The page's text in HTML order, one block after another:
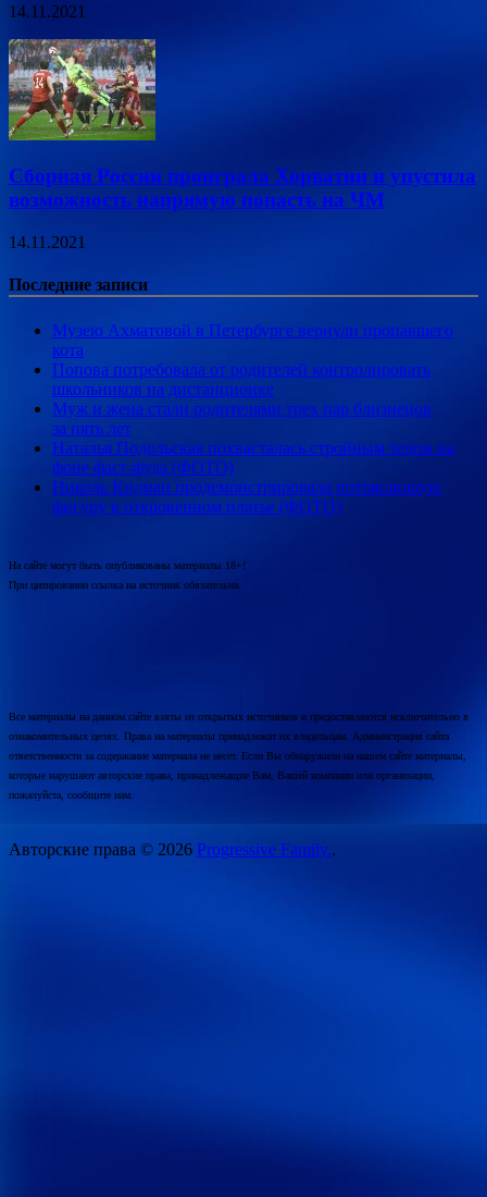
14.11.2021
Сборная России проиграла Хорватии и упустила
возможность напрямую попасть на ЧМ
14.11.2021
Последние записи
Музею Ахматовой в Петербурге вернули пропавшего
кота
Попова потребовала от родителей контролировать
школьников на дистанционке
Муж и жена стали родителями трех пар близнецов
за пять лет
Наталья Подольская похвасталась стройным телом на
фоне фаст-фуда (ФОТО)
Николь Кидман продемонстрировала потрясающую
фигуру в откровенном платье (ФОТО)
На сайте могут быть опубликованы материалы 18+!
При цитировании ссылка на источник обязательна.
Все материалы на данном сайте взяты из открытых источников и предоставляются исключительно в
ознакомительных целях. Права на материалы принадлежат их владельцам. Администрация сайта
ответственности за содержание материала не несет. Если Вы обнаружили на нашем сайте материалы,
которые нарушают авторские права, принадлежащие Вам, Вашей компании или организации,
пожалуйста, сообщите нам.
Авторские права © 2026 Progressive Family..